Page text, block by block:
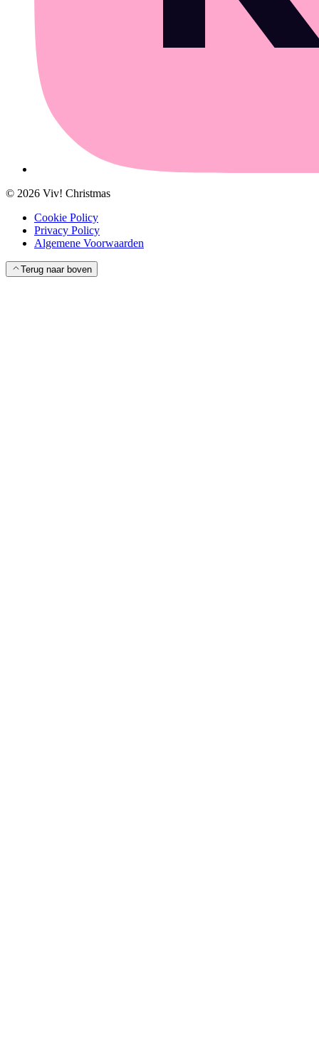
© 2026 Viv! Christmas
Cookie Policy
Privacy Policy
Algemene Voorwaarden
Terug naar boven